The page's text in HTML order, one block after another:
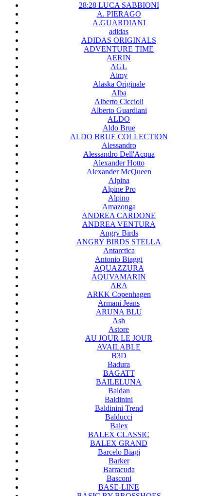
28:28 LUCA SABBIONI
A. PIERAGO
A.GUARDIANI
adidas
ADIDAS ORIGINALS
ADVENTURE TIME
AERIN
AGL
Aimy
Alaska Originale
Alba
Alberto Ciccioli
Alberto Guardiani
ALDO
Aldo Brue
ALDO BRUE COLLECTION
Alessandro
Alessandro Dell'Acqua
Alexander Hotto
Alexander McQueen
Alpina
Alpine Pro
Alpino
Amazonga
ANDREA CARDONE
ANDREA VENTURA
Angry Birds
ANGRY BIRDS STELLA
Antarctica
Antonio Biaggi
AQUAZZURA
AQUVAMARIN
ARA
ARKK Copenhagen
Armani Jeans
ARUNA BLU
Ash
Astore
AU JOUR LE JOUR
AVAILABLE
B3D
Badura
BAGATT
BAILELUNA
Baldan
Baldinini
Baldinini Trend
Balducci
Balex
BALEX CLASSIC
BALEX GRAND
Barcelo Biagi
Barker
Barracuda
Basconi
BASE-LINE